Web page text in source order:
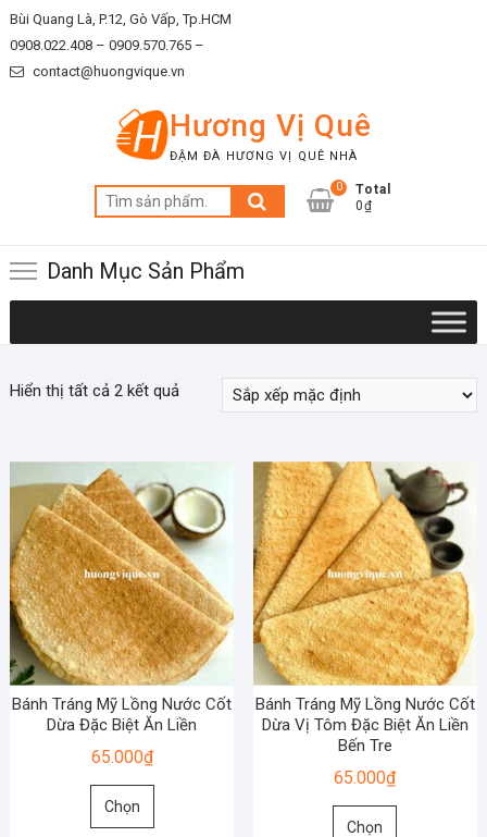
Skip
to
content
Bùi Quang Là, P.12, Gò Vấp, Tp.HCM
0908.022.408 – 0909.570.765 –
contact@huongvique.vn
Hương Vị Quê
ĐẬM ĐÀ HƯƠNG VỊ QUÊ NHÀ
Tìm
kiếm:
0
Total
0₫
Danh Mục Sản Phẩm
Hiển thị tất cả 2 kết quả
Bánh Tráng Mỹ Lồng Nước Cốt
Dừa Đặc Biệt Ăn Liền
65.000₫
Chọn
Sản
Bánh Tráng Mỹ Lồng Nước Cốt
Dừa Vị Tôm Đặc Biệt Ăn Liền
Bến Tre
65.000₫
Chọn
Sản